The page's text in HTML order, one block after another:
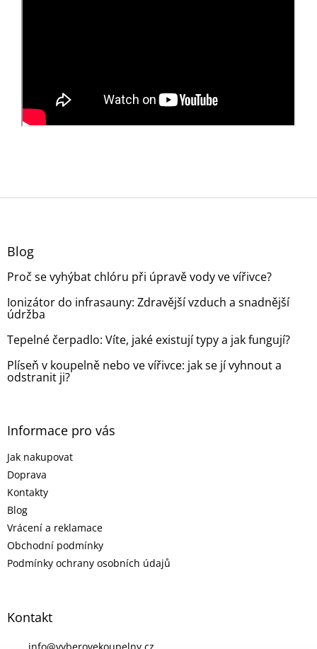
Z
Blog
Proč se vyhýbat chlóru při úpravě vody ve vířivce?
Ionizátor do infrasauny: Zdravější vzduch a snadnější
údržba
Tepelné čerpadlo: Víte, jaké existují typy a jak fungují?
Plíseň v koupelně nebo ve vířivce: jak se jí vyhnout a
odstranit ji?
Informace pro vás
Jak nakupovat
Doprava
Kontakty
Blog
Vrácení a reklamace
Obchodní podmínky
Podmínky ochrany osobních údajů
Kontakt